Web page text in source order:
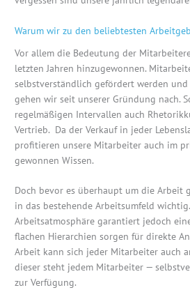
Warum wir zu den beliebtesten
Vor allem die Bedeutung der
letzten Jahren hinzugewonnen.
selbstverständlich gefördert werden
gehen wir seit unserer Gründung nach.
regelmäßigen Intervallen auch
Vertrieb. Da der Verkauf in jeder
profitieren unsere Mitarbeiter auch im
gewonnen Wissen.
Doch bevor es überhaupt um die Arbeit
in das bestehende Arbeitsumfeld
Arbeitsatmosphäre garantiert jedoch
flachen Hierarchien sorgen für direkte
Arbeit kann sich jeder Mitarbeiter auch
dieser steht jedem Mitarbeiter —
zur Verfügung.